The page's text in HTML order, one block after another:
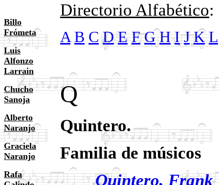
Billo
Frómeta
Luis
Alfonzo
Larrain
Chucho
Sanoja
Alberto
Naranjo
Graciela
Naranjo
Rafa
Directorio Alfabético:
A B C D E F G H I J K L
Q
Quintero.
Familia de músicos
Quintero, Frank